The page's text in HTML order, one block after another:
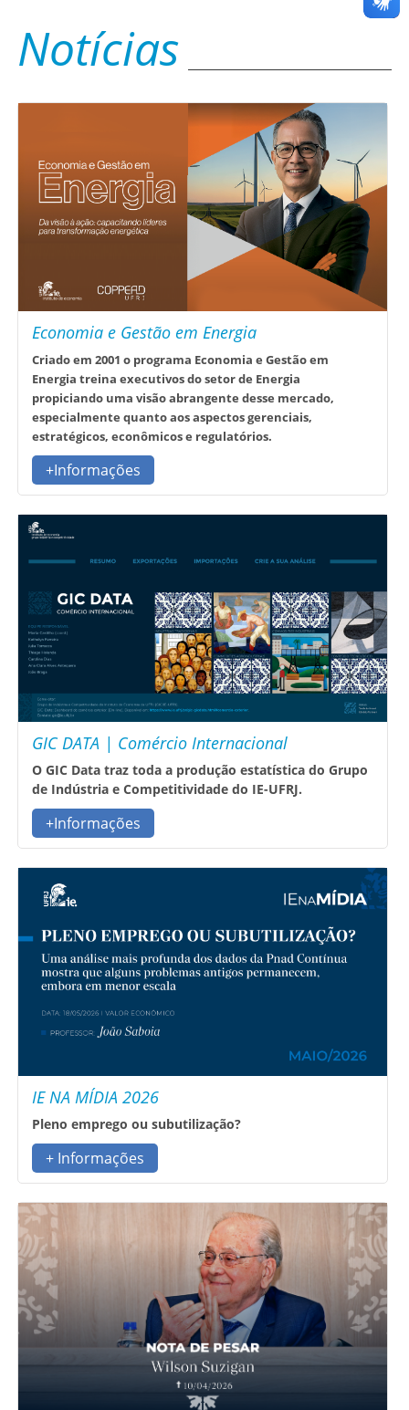
Notícias
Economia e Gestão em Energia
Criado em 2001 o programa Economia e Gestão em
Energia treina executivos do setor de Energia
propiciando uma visão abrangente desse mercado,
especialmente quanto aos aspectos gerenciais,
estratégicos, econômicos e regulatórios.
+Informações
GIC DATA | Comércio Internacional
O GIC Data traz toda a produção estatística do Grupo
de Indústria e Competitividade do IE-UFRJ.
+Informações
IE NA MÍDIA 2026
Pleno emprego ou subutilização?
+ Informações